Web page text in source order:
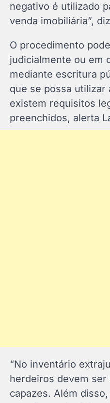
negativo é utilizado
venda imobiliária”,
O procedimento
judicialmente ou em
mediante escritura
que se possa utilizar
existem requisitos
preenchidos, alerta
“No inventário
herdeiros devem ser
capazes. Além